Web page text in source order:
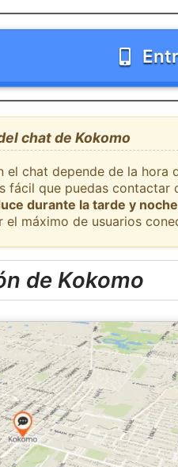
chat de Kokomo
el chat depende de la
fácil que puedas
durante la tarde y noche
el máximo de usuarios
de Kokomo